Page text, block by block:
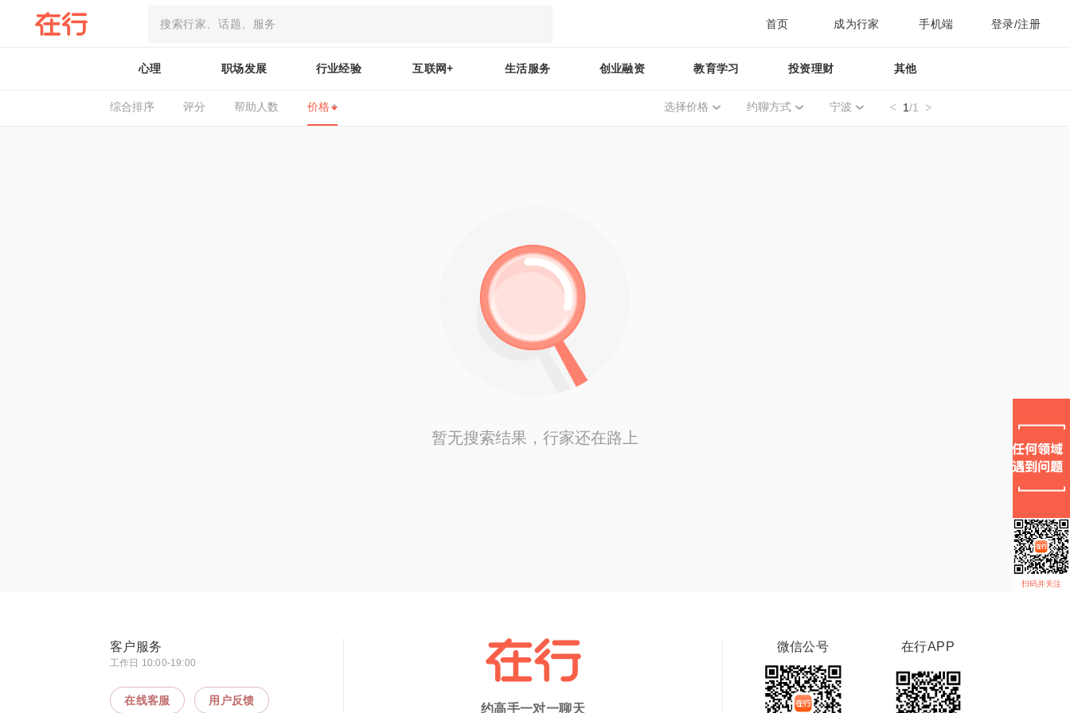
首页 成为行家 手机端 登录/注册
心理 职场发展 行业经验 互联网+ 生活服务 创业融资 教育学习 投资理财 其他
综合排序 评分 帮助人数 价格 选择价格 约聊方式 宁波 1/1
暂无搜索结果，行家还在路上
扫码并关注
客户服务
工作日 10:00-19:00
在线客服 用户反馈
约高手一对一聊天
微信公号 在行APP